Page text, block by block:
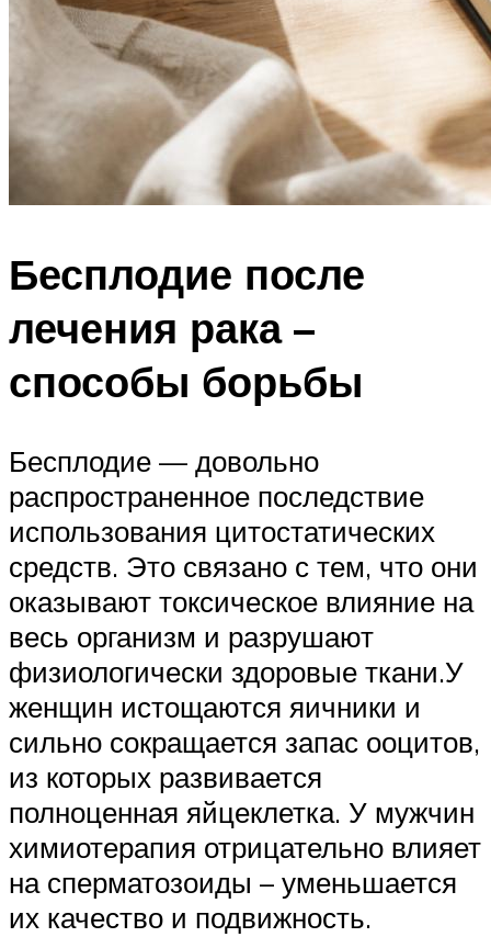
Бесплодие после
лечения рака –
способы борьбы
Бесплодие — довольно
распространенное последствие
использования цитостатических
средств. Это связано с тем, что они
оказывают токсическое влияние на
весь организм и разрушают
физиологически здоровые ткани.У
женщин истощаются яичники и
сильно сокращается запас ооцитов,
из которых развивается
полноценная яйцеклетка. У мужчин
химиотерапия отрицательно влияет
на сперматозоиды – уменьшается
их качество и подвижность.